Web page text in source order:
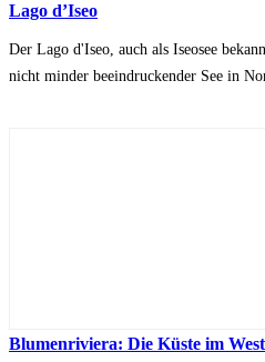
Lago d’Iseo
Der Lago d'Iseo, auch als Iseosee
nicht minder beeindruckender See in
Blumenriviera: Die Küste im